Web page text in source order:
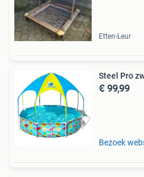
Etten-Leur
Steel Pro
€ 99,99
Bezoek